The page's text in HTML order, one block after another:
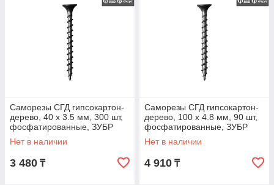
Саморезы СГД гипсокартон-
дерево, 40 х 3.5 мм, 300 шт,
фосфатированные, ЗУБР
Профессионал (4-300031-35-
040)
Нет в наличии
3 480 ₸
Саморезы СГД гипсокартон-
дерево, 100 х 4.8 мм, 90 шт,
фосфатированные, ЗУБР
Профессионал (4-300031-48-
100)
Нет в наличии
4 910 ₸